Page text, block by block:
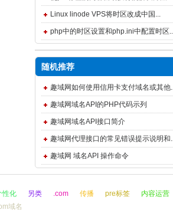
Linux linode VPS将时区改成中国...
php中的时区设置和php.ini中配置时区
随机推荐
趣域网如何使用信用卡支付域名或其他
趣域网域名API的PHP代码示列
趣域网域名API接口简介
趣域网代理接口的常见错误提示说明和
趣域网 域名API 操作命令
性化 另类 .com 传播 pre标签
内容运营
域名